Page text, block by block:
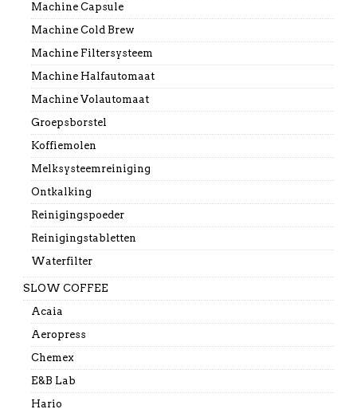
Machine Capsule
Machine Cold Brew
Machine Filtersysteem
Machine Halfautomaat
Machine Volautomaat
Groepsborstel
Koffiemolen
Melksysteemreiniging
Ontkalking
Reinigingspoeder
Reinigingstabletten
Waterfilter
SLOW COFFEE
Acaia
Aeropress
Chemex
E&B Lab
Hario